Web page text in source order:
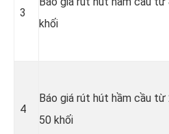
3
khối
4
Báo giá rút hút hầm cầu từ
50 khối